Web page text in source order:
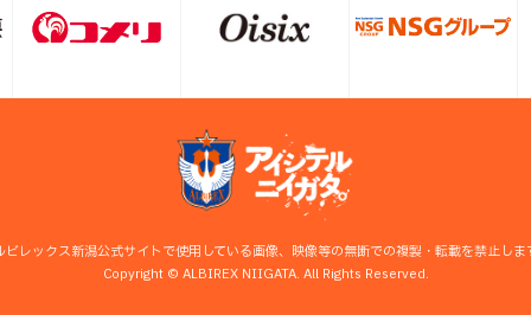
ビレックス新潟公式サイトで使用している画像、映像等の無断での複製・転載を禁止しま
Copyright © ALBIREX NIIGATA. All Rights Reserved.